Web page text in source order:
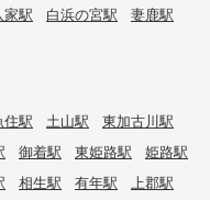
家駅 白浜の宮駅
妻鹿駅
住駅 土山駅
東加古川駅
御着駅 東姫路駅
姫路駅
相生駅 有年駅 上郡駅